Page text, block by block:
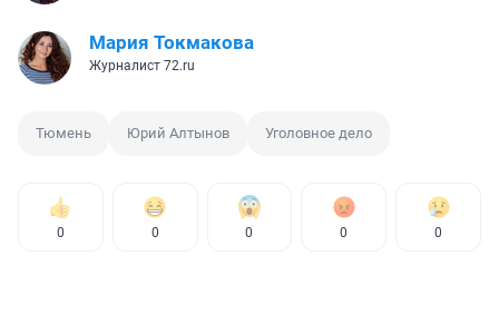
Мария Токмакова
Журналист 72.ru
Тюмень Юрий Алтынов Уголовное дело
0 0 0 0 0